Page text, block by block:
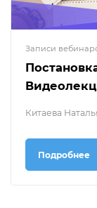
Записи
Китаева
Подробнее